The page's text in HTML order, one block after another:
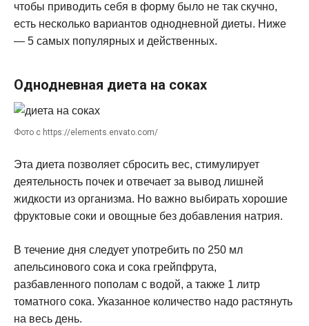
чтобы приводить себя в форму было не так скучно,
есть несколько вариантов однодневной диеты. Ниже
— 5 самых популярных и действенных.
Однодневная диета на соках
Фото с https://elements.envato.com/
Эта диета позволяет сбросить вес, стимулирует
деятельность почек и отвечает за вывод лишней
жидкости из организма. Но важно выбирать хорошие
фруктовые соки и овощные без добавления натрия.
В течение дня следует употребить по 250 мл
апельсинового сока и сока грейпфрута,
разбавленного пополам с водой, а также 1 литр
томатного сока. Указанное количество надо растянуть
на весь день.